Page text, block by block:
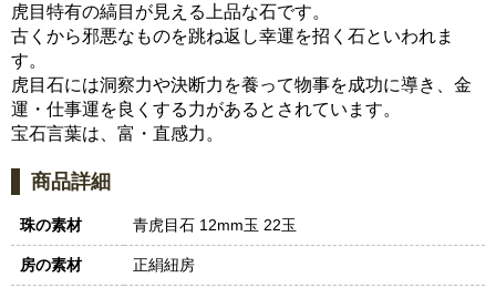
虎目特有の縞目が見える上品な石です。
古くから邪悪なものを跳ね返し幸運を招く石といわれま
す。
虎目石には洞察力や決断力を養って物事を成功に導き、金
運・仕事運を良くする力があるとされています。
宝石言葉は、富・直感力。
商品詳細
珠の素材 青虎目石 12mm玉 22玉
房の素材 正絹紐房